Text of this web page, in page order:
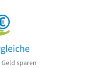
sparen